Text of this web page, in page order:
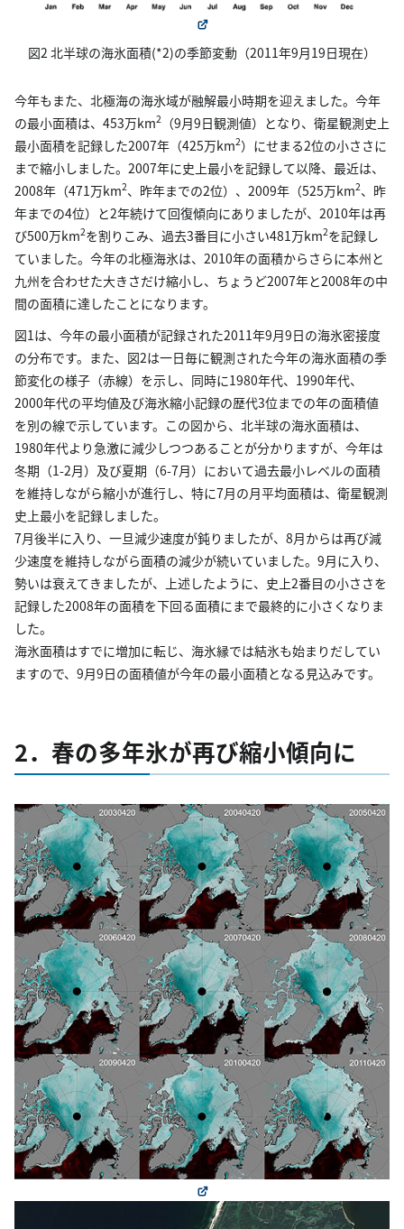
図2 北半球の海氷面積(*2)の季節変動（2011年9月19日現在）
今年もまた、北極海の海氷域が融解最小時期を迎えました。今年
の最小面積は、453万km2 （9月9日観測値）となり、衛星観測史上
最小面積を記録した2007年（425万km2）にせまる2位の小ささに
まで縮小しました。2007年に史上最小を記録して以降、最近は、
2008年（471万km2、昨年までの2位）、2009年（525万km2、昨
年までの4位）と2年続けて回復傾向にありましたが、2010年は再
び500万km2を割りこみ、過去3番目に小さい481万km2を記録し
ていました。今年の北極海氷は、2010年の面積からさらに本州と
九州を合わせた大きさだけ縮小し、ちょうど2007年と2008年の中
間の面積に達したことになります。
図1は、今年の最小面積が記録された2011年9月9日の海氷密接度
の分布です。また、図2は一日毎に観測された今年の海氷面積の季
節変化の様子（赤線）を示し、同時に1980年代、1990年代、
2000年代の平均値及び海氷縮小記録の歴代3位までの年の面積値
を別の線で示しています。この図から、北半球の海氷面積は、
1980年代より急激に減少しつつあることが分かりますが、今年は
冬期（1-2月）及び夏期（6-7月）において過去最小レベルの面積
を維持しながら縮小が進行し、特に7月の月平均面積は、衛星観測
史上最小を記録しました。
7月後半に入り、一旦減少速度が鈍りましたが、8月からは再び減
少速度を維持しながら面積の減少が続いていました。9月に入り、
勢いは衰えてきましたが、上述したように、史上2番目の小ささを
記録した2008年の面積を下回る面積にまで最終的に小さくなりま
した。
海氷面積はすでに増加に転じ、海氷縁では結氷も始まりだしてい
ますので、9月9日の面積値が今年の最小面積となる見込みです。
2．春の多年氷が再び縮小傾向に